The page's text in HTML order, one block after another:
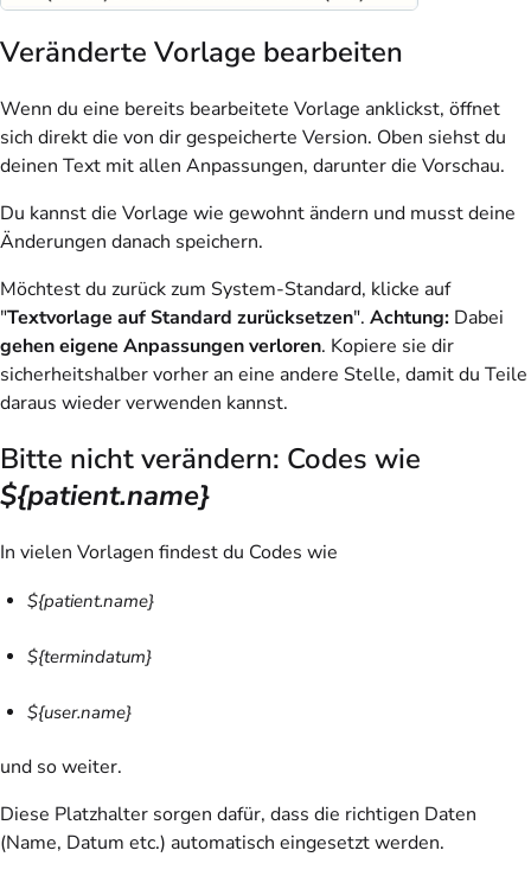
Veränderte Vorlage bearbeiten
Wenn du eine bereits bearbeitete Vorlage anklickst, öffnet
sich direkt die von dir gespeicherte Version. Oben siehst du
deinen Text mit allen Anpassungen, darunter die Vorschau.
Du kannst die Vorlage wie gewohnt ändern und musst deine
Änderungen danach speichern.
Möchtest du zurück zum System-Standard, klicke auf
"Textvorlage auf Standard zurücksetzen". Achtung: Dabei
gehen eigene Anpassungen verloren. Kopiere sie dir
sicherheitshalber vorher an eine andere Stelle, damit du Teile
daraus wieder verwenden kannst.
Bitte nicht verändern: Codes wie
${patient.name}
In vielen Vorlagen findest du Codes wie
${patient.name}
${termindatum}
${user.name}
und so weiter.
Diese Platzhalter sorgen dafür, dass die richtigen Daten
(Name, Datum etc.) automatisch eingesetzt werden.